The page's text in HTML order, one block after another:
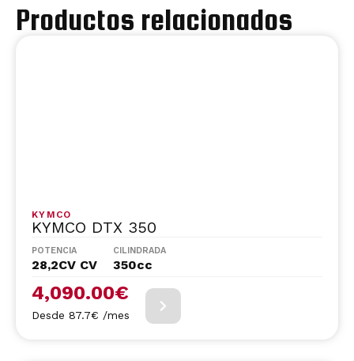
Productos relacionados
KYMCO
KYMCO DTX 350
POTENCIA
28,2CV CV
CILINDRADA
350cc
4,090.00€
Desde 87.7€ /mes